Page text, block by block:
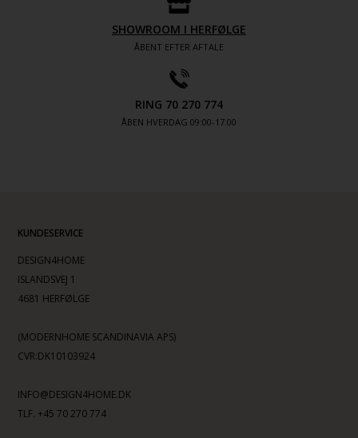
SHOWROOM I HERFØLGE
ÅBENT EFTER AFTALE
RING 70 270 774
ÅBEN HVERDAG 09:00-17.00
KUNDESERVICE
DESIGN4HOME
ISLANDSVEJ 1
4681 HERFØLGE
(MODERNHOME SCANDINAVIA APS)
CVR:DK10103924
INFO@DESIGN4HOME.DK
TLF. +45 70 270 774